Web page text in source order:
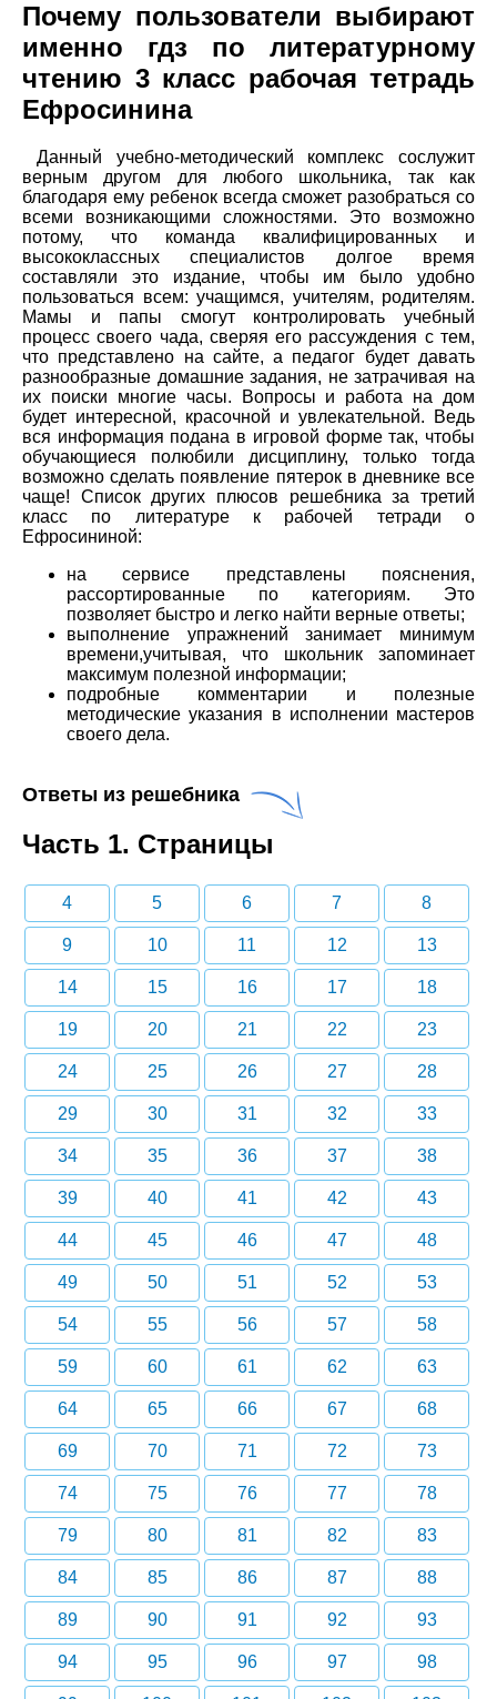
Почему пользователи выбирают
именно гдз по литературному
чтению 3 класс рабочая тетрадь
Ефросинина
Данный учебно-методический комплекс сослужит
верным другом для любого школьника, так как
благодаря ему ребенок всегда сможет разобраться со
всеми возникающими сложностями. Это возможно
потому, что команда квалифицированных и
высококлассных специалистов долгое время
составляли это издание, чтобы им было удобно
пользоваться всем: учащимся, учителям, родителям.
Мамы и папы смогут контролировать учебный
процесс своего чада, сверяя его рассуждения с тем,
что представлено на сайте, а педагог будет давать
разнообразные домашние задания, не затрачивая на
их поиски многие часы. Вопросы и работа на дом
будет интересной, красочной и увлекательной. Ведь
вся информация подана в игровой форме так, чтобы
обучающиеся полюбили дисциплину, только тогда
возможно сделать появление пятерок в дневнике все
чаще! Список других плюсов решебника за третий
класс по литературе к рабочей тетради о
Ефросининой:
на сервисе представлены пояснения,
рассортированные по категориям. Это
позволяет быстро и легко найти верные ответы;
выполнение упражнений занимает минимум
времени,учитывая, что школьник запоминает
максимум полезной информации;
подробные комментарии и полезные
методические указания в исполнении мастеров
своего дела.
Ответы из решебника
Часть 1. Страницы
4 5 6 7 8
9 10 11 12 13
14 15 16 17 18
19 20 21 22 23
24 25 26 27 28
29 30 31 32 33
34 35 36 37 38
39 40 41 42 43
44 45 46 47 48
49 50 51 52 53
54 55 56 57 58
59 60 61 62 63
64 65 66 67 68
69 70 71 72 73
74 75 76 77 78
79 80 81 82 83
84 85 86 87 88
89 90 91 92 93
94 95 96 97 98